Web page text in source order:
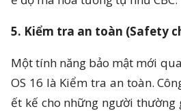
5. Kiểm tra an toàn (Safety
Một tính năng bảo mật mới
OS 16 là Kiểm tra an toàn.
ết kế cho những người thường